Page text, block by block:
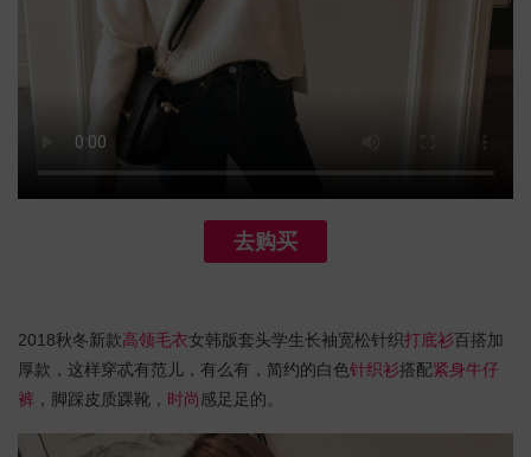
去购买
2018秋冬新款高领毛衣女韩版套头学生长袖宽松针织打底衫百搭加
厚款，这样穿忒有范儿，有么有，简约的白色针织衫搭配紧身牛仔
裤 ，脚踩皮质踝靴， 时尚感足足的。